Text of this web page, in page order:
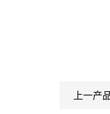
上一产